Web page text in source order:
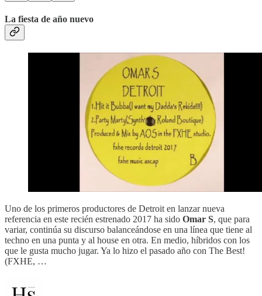
La fiesta de año nuevo
Uno de los primeros productores de Detroit en lanzar nueva
referencia en este recién estrenado 2017 ha sido Omar S, que para
variar, continúa su discurso balanceándose en una línea que tiene al
techno en una punta y al house en otra. En medio, híbridos con los
que le gusta mucho jugar. Ya lo hizo el pasado año con The Best!
(FXHE, …